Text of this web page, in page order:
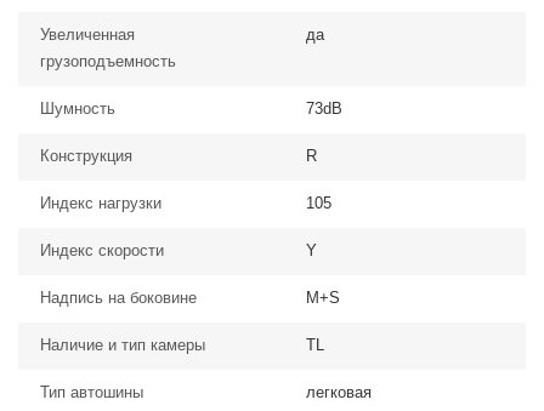
Увеличенная
грузоподъемность
да
Шумность 73dB
Конструкция R
Индекс нагрузки 105
Индекс скорости Y
Надпись на боковине M+S
Наличие и тип камеры TL
Тип автошины легковая